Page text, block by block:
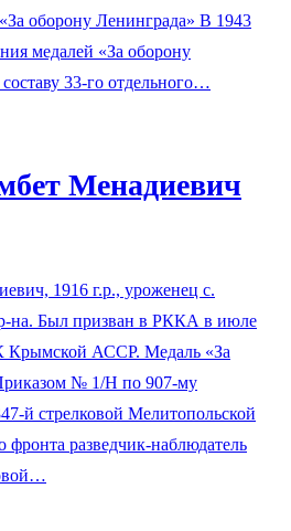
оборону Ленинграда» В 1943
медалей «За оборону
33-го отдельного…
Менадиевич
1916 г.р., уроженец с.
на. Был призван в РККА в июле
Крымской АССР. Медаль «За
№ 1/Н по 907-му
й стрелковой Мелитопольской
фронта разведчик-наблюдатель